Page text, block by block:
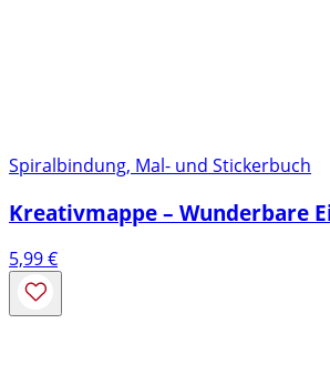
Spiralbindung, Mal- und Stickerbuch
Kreativmappe – Wunderbare
5,99€